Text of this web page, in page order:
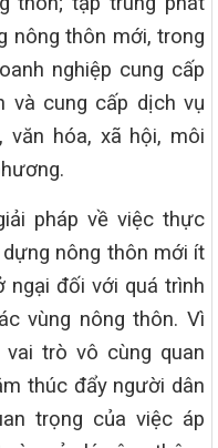
nông thôn mới, trong
nghiệp cung cấp
và cung cấp dịch vụ
hóa, xã hội, môi
pháp về việc thực
nông thôn mới ít
ngại đối với quá trình
vùng nông thôn. Vì
trò vô cùng quan
thúc đẩy người dân
trọng của việc áp